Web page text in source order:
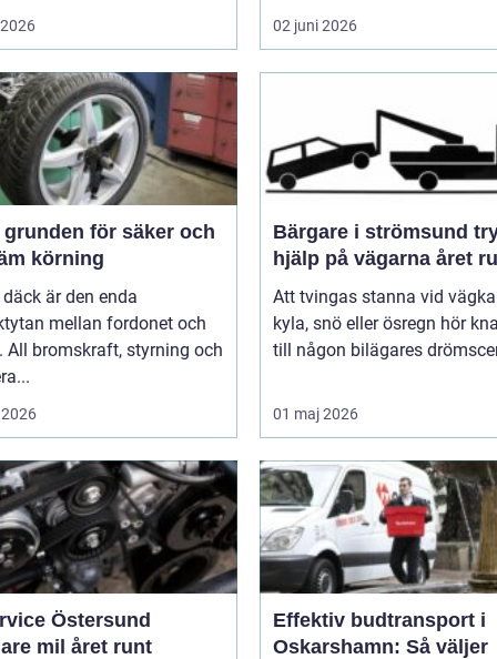
02 juni 2026
körning
är den enda
mellan fordonet och
All bromskraft, styrning och
Bärgare i strömsund trygg
hjälp på vägarna året
Att tvingas stanna vid
kyla, snö eller ösregn hör
till någon bilägares
01 maj 2026
Östersund
mil året runt
Effektiv budtransport i
Oskarshamn: Så väljer